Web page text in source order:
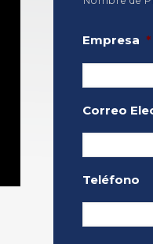
Empresa *
Correo
Teléfono